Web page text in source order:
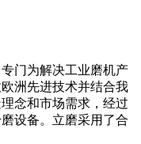
门为解决工业磨机产
洲先进技术并结合我
念和市场需求，经过
设备。立磨采用了合